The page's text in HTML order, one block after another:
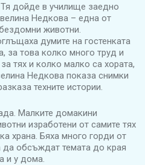
Тя дойде в училище заедно
Недкова – една от
животни.
думите на гостенката
за това колко много труд и
тях и колко малко са хората,
Недкова показа снимки
техните истории.
Малките домакини
изработени от самите тях
храна. Бяха много горди от
да обсъждат темата до края
и у дома.